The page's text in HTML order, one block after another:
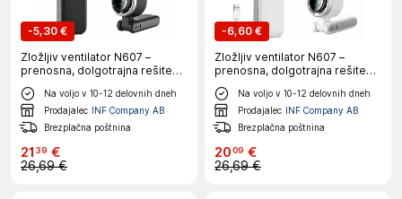
-5,30 €
Zložljiv ventilator N607 –
prenosna, dolgotrajna rešitev
hlajenja DarkGrey
Na voljo v 10-12 delovnih dneh
Prodajalec INF Company AB
Brezplačna poštnina
21 39 €
26,69 €
-6,60 €
Zložljiv ventilator N607 –
prenosna, dolgotrajna rešitev
hlajenja White
Na voljo v 10-12 delovnih dneh
Prodajalec INF Company AB
Brezplačna poštnina
2009 €
26,69 €